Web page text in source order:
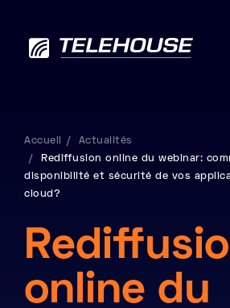
Data centers
Services
RSE
Accueil
Actualités
Rediffusion online du webinar:
disponibilité et sécurité de vos
cloud?
online du